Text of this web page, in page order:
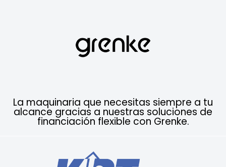
La maquinaria que necesitas siempre a tu
alcance gracias a nuestras soluciones de
financiación flexible con Grenke.